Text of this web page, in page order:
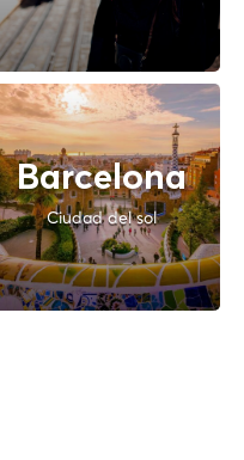
Barcelona
Ciudad del sol